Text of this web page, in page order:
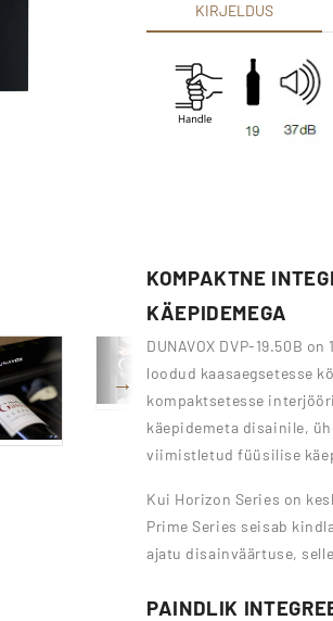
KIRJELDUS
KOMPAKTNE
KÄEPIDEMEGA
DUNAVOX DVP-19.50B
loodud kaasaegsetesse
kompaktsetesse
käepidemeta disainile,
viimistletud füüsilise
Kui Horizon Series on
Prime Series seisab
ajatu disainväärtuse,
PAINDLIK